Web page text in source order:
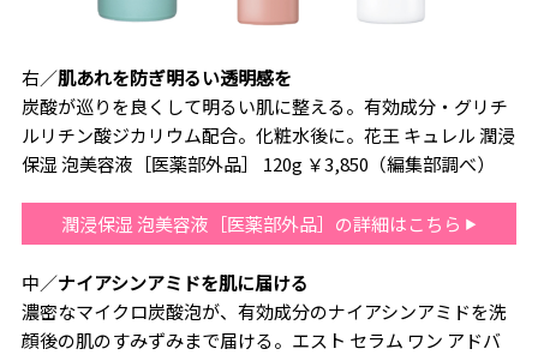
右／肌あれを防ぎ明るい透明感を
炭酸が巡りを良くして明るい肌に整える。有効成分・グリチ
ルリチン酸ジカリウム配合。化粧水後に。花王 キュレル 潤浸
保湿 泡美容液［医薬部外品］ 120g ￥3,850（編集部調べ）
潤浸保湿 泡美容液［医薬部外品］の詳細はこちら
中／ナイアシンアミドを肌に届ける
濃密なマイクロ炭酸泡が、有効成分のナイアシンアミドを洗
顔後の肌のすみずみまで届ける。エスト セラム ワン アドバ